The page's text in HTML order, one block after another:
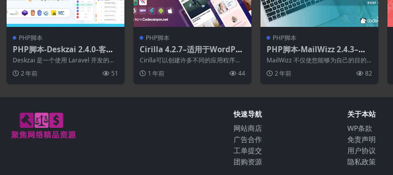
PHP脚本
PHP脚本-Deskzai 2.4.0-客户
支持系统.帮助台.支持票。
Deskzai 是一个使用 Laravel 开发的强
2 年前 51
PHP脚本
Cirilla 4.2.7–适用于WordPre
ss和Woocommerce的多功能
Flutter应用程序
Cirilla可以创建许多不同的应用程序类
1 年前 44
PHP脚本
PHP脚本-MailWizz 2.4.3–电
子邮件营销应用程序
MailWizz 不仅使您能够为自己的目的
成为...2 年前 82
快速导航
网站商店
广告合作
工单提交
团购资源
关于本站
WP条款
免责声明
用户协议
隐私政策